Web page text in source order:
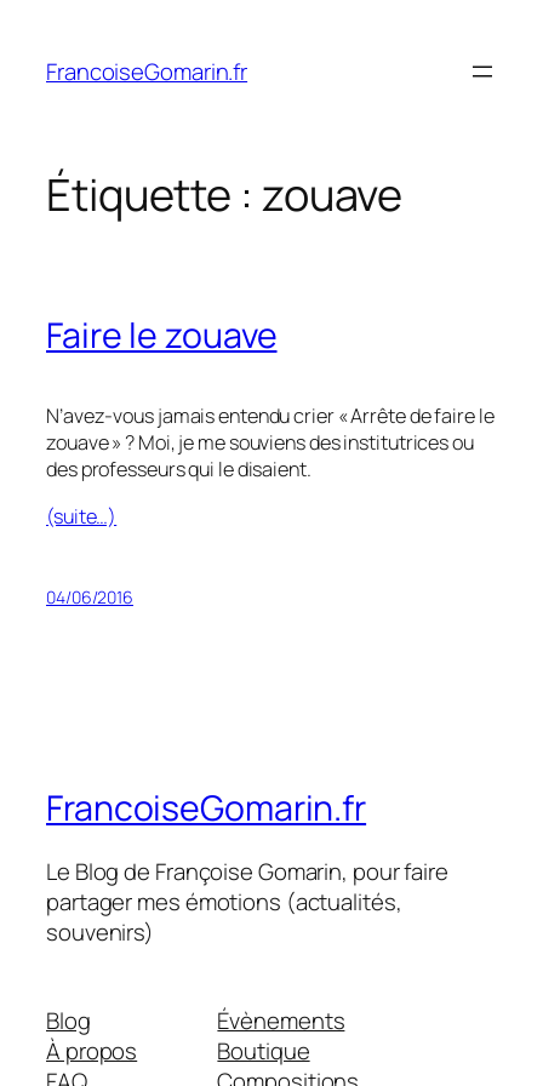
contenu
FrancoiseGomarin.fr
Étiquette : zouave
Faire le zouave
N’avez-vous jamais entendu crier « Arrête de faire le
zouave » ? Moi, je me souviens des institutrices ou
des professeurs qui le disaient.
(suite…)
04/06/2016
FrancoiseGomarin.fr
Le Blog de Françoise Gomarin, pour faire
partager mes émotions (actualités,
souvenirs)
Blog
À propos
Évènements
Boutique